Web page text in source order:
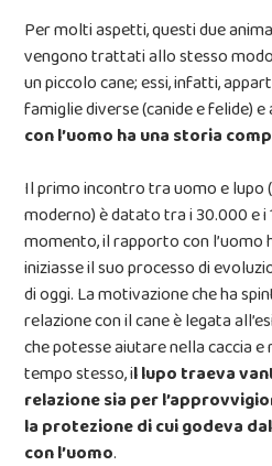
Per molti aspetti, questi due
vengono trattati allo stesso
un piccolo cane; essi, infatti,
famiglie diverse (canide e felide) e
con l’uomo ha una storia
Il primo incontro tra uomo e lupo
moderno) è datato tra i 30.000 e i
momento, il rapporto con l’uomo
iniziasse il suo processo di
di oggi. La motivazione che ha
relazione con il cane è legata
che potesse aiutare nella caccia
tempo stesso, il lupo traeva
relazione sia per
la protezione di cui godeva
con l’uomo.